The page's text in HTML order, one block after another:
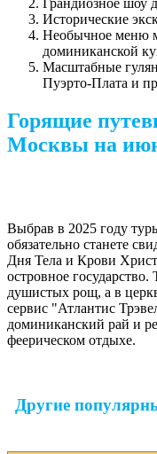
Грандиозное шоу
Исторические
Необычное меню
доминиканской
Масштабные
Пуэрто-Плата и
Горящие
Москвы на
Выбрав в 2025 году
обязательно станете
Дня Тела и Крови
островное
душистых рощ, а в
сервис "Атлантис
доминиканский рай и
феерическом отдыхе.
Другие